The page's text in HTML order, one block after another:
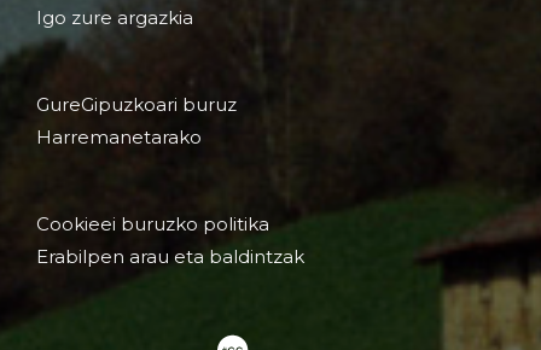
Igo zure argazkia
GureGipuzkoari buruz
Harremanetarako
Cookieei buruzko politika
Erabilpen arau eta baldintzak